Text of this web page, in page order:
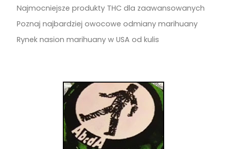
Najmocniejsze produkty THC dla zaawansowanych
Poznaj najbardziej owocowe odmiany marihuany
Rynek nasion marihuany w USA od kulis